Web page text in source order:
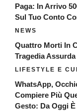
Paga: In Arrivo
Sul Tuo Conto
NEWS
Quattro Morti In
Tragedia Assurda
LIFESTYLE E
WhatsApp,
Compiere Più
Gesto: Da Oggi È